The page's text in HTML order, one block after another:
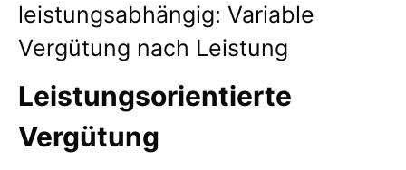
leistungsabhängig: Variable
Vergütung nach Leistung
Leistungsorientierte
Vergütung